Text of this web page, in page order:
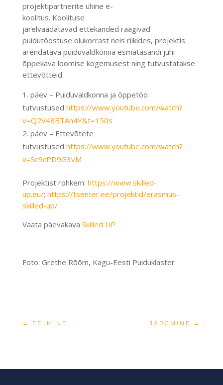
projektipartnerite ühine e-
koolitus. Koolituse
järelvaadatavad ettekanded räägivad
puidutööstuse olukorrast neis riikides, projektis
arendatava puiduvaldkonna esmatasandi juhi
õppekava loomise kogemusest ning tutvustatakse
ettevõtteid.
päev – Puiduvaldkonna ja õppetöö
tutvustused https://www.youtube.com/watch?
v=Q2V48BTAn4Y&t=150s
päev – Ettevõtete
tutvustused https://www.youtube.com/watch?
v=Sc9cPD9G3vM
Projektist rohkem: https://www.skilled-
up.eu/; https://tsenter.ee/projektid/erasmus-
skilled-up/
Vaata päevakava Skilled UP
Foto: Grethe Rõõm, Kagu-Eesti Puiduklaster
← EELMINE JÄRGMINE →